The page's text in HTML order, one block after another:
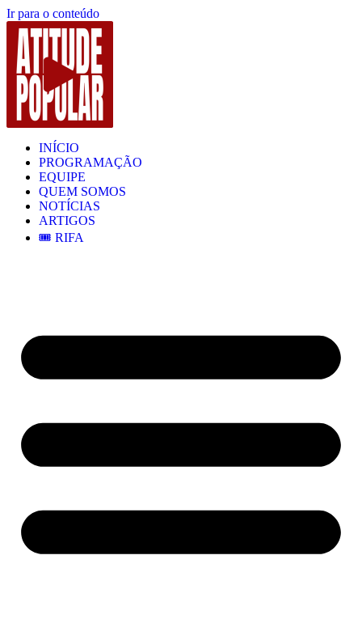
Ir para o conteúdo
INÍCIO
PROGRAMAÇÃO
EQUIPE
QUEM SOMOS
NOTÍCIAS
ARTIGOS
🎟️ RIFA